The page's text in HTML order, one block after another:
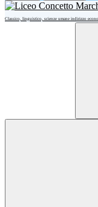
Classico, linguistico, scienze umane indirizzo